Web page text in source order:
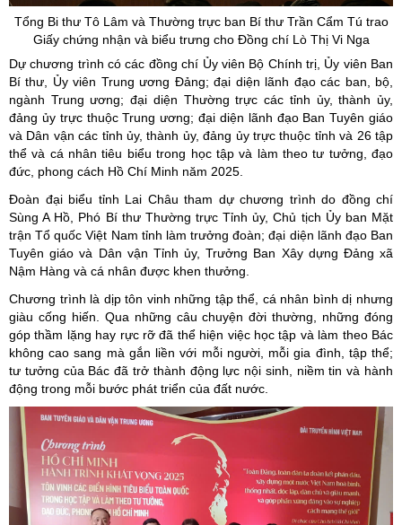
Tổng Bi thư Tô Lâm và Thường trực ban Bí thư Trần Cẩm Tú trao
Giấy chứng nhận và biểu trưng cho Đồng chí Lò Thị Vi Nga
Dự chương trình có các đồng chí Ủy viên Bộ Chính trị, Ủy viên Ban
Bí thư, Ủy viên Trung ương Đảng; đại diện lãnh đạo các ban, bộ,
ngành Trung ương; đại diện Thường trực các tỉnh ủy, thành ủy,
đảng ủy trực thuộc Trung ương; đại diện lãnh đạo Ban Tuyên giáo
và Dân vận các tỉnh ủy, thành ủy, đảng ủy trực thuộc tỉnh và 26 tập
thể và cá nhân tiêu biểu trong học tập và làm theo tư tưởng, đạo
đức, phong cách Hồ Chí Minh năm 2025.
Đoàn đại biểu tỉnh Lai Châu tham dự chương trình do đồng chí
Sùng A Hồ, Phó Bí thư Thường trực Tỉnh ủy, Chủ tịch Ủy ban Mặt
trận Tổ quốc Việt Nam tỉnh làm trưởng đoàn; đại diện lãnh đạo Ban
Tuyên giáo và Dân vận Tỉnh ủy, Trưởng Ban Xây dựng Đảng xã
Nậm Hàng và cá nhân được khen thưởng.
Chương trình là dịp tôn vinh những tập thể, cá nhân bình dị nhưng
giàu cống hiến. Qua những câu chuyện đời thường, những đóng
góp thầm lặng hay rực rỡ đã thể hiện việc học tập và làm theo Bác
không cao sang mà gắn liền với mỗi người, mỗi gia đình, tập thể;
tư tưởng của Bác đã trở thành động lực nội sinh, niềm tin và hành
động trong mỗi bước phát triển của đất nước.